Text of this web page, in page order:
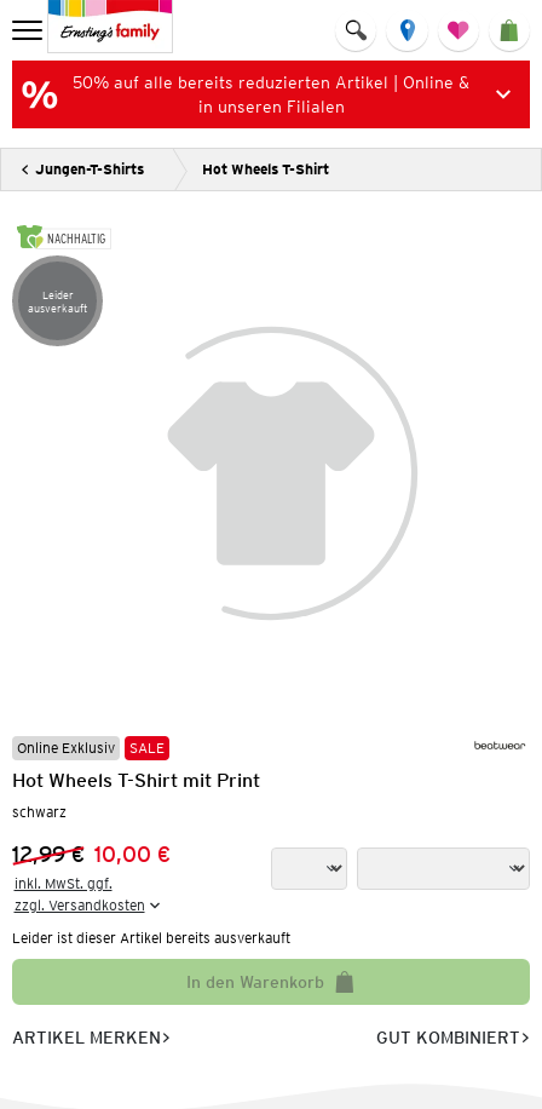
50% auf alle bereits reduzierten Artikel | Online &
in unseren Filialen
Jungen-T-Shirts Hot Wheels T-Shirt
NACHHALTIG
Artikel leider ausverkauft
Leider
ausverkauft
Online Exklusiv SALE
Hot Wheels T-Shirt mit Print
schwarz
Vorheriger Preis:
12,99 €
Neuer Preis:
10,00 €
inkl. MwSt. ggf.
zzgl. Versandkosten
Leider ist dieser Artikel bereits ausverkauft
In den Warenkorb
ARTIKEL MERKEN GUT KOMBINIERT